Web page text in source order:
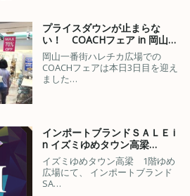
プライスダウンが止まらな
い！ COACHフェア in 岡山…
岡山一番街ハレチカ広場での
COACHフェアは本日3日目を迎え
ました…
インポートブランドＳＡＬＥ i
n イズミゆめタウン高梁…
イズミゆめタウン高梁 1階ゆめ
広場にて、 インポートブランド
SA…